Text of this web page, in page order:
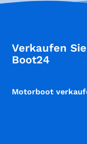
Verkaufen
Boot24
Motorboot